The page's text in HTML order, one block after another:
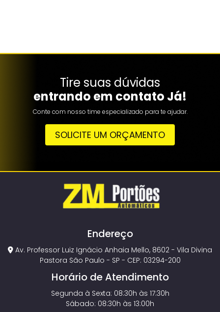
Tire suas dúvidas
entrando em contato Já!
Conte com nosso time especializado para te ajudar.
SOLICITE UM ORÇAMENTO
Endereço
Av. Professor Luiz Ignácio Anhaia Mello, 8602 - Vila Divina
Pastora São Paulo - SP - CEP: 03294-200
Horário de Atendimento
Segunda à Sexta: 08:30h às 17:30h
Sábado: 08:30h às 13:00h